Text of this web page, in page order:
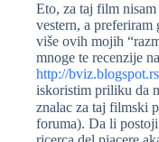
Eto, za taj film
vestern, a
više ovih mojih
mnoge te recenzije
http://
iskoristim priliku da
znalac za taj filmski
foruma). Da li